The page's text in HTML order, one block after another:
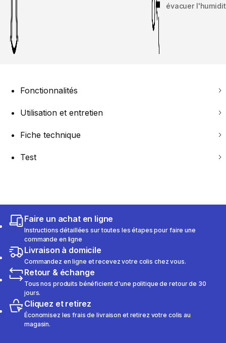
évacuer
Fonctionnalités
Utilisation et entretien
Fiche technique
Test
Faire un achat en ligne
Instructions détaillées sur toutes les étapes pour faire une
commande en ligne
Livraison à domicile
Commandez en ligne et recevez votre colis chez vous.
Retour & échange
Tous nos produits bénéficient d'une politique de retour de 30
jours.
Cliquez et retirez
Économisez les frais de livraison et retirez votre colis au
magasin.